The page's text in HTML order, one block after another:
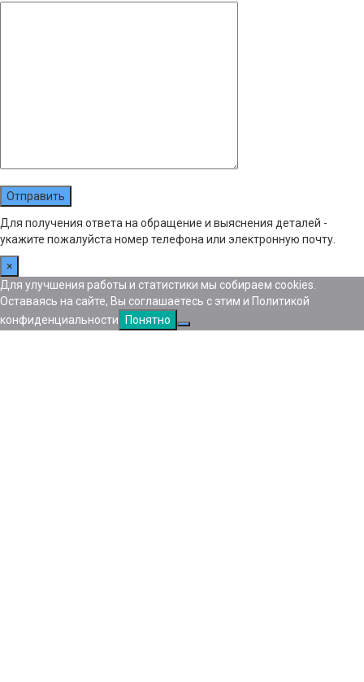
Для получения ответа на обращение и выяснения деталей -
укажите пожалуйста номер телефона или электронную почту.
×
Для улучшения работы и статистики мы собираем cookies.
Оставаясь на сайте, Вы соглашаетесь с этим и Политикой
конфиденциальности
Понятно